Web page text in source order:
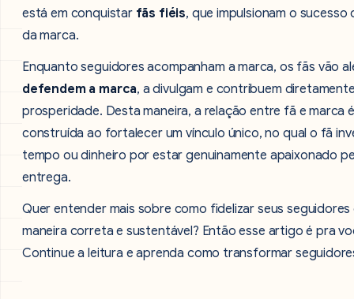
está em conquistar fãs fiéis, que impulsionam o sucesso
da marca.
Enquanto seguidores acompanham a marca, os fãs vão
defendem a marca, a divulgam e contribuem
prosperidade. Desta maneira, a relação entre fã e marca é
construída ao fortalecer um vínculo único, no qual o fã
tempo ou dinheiro por estar genuinamente apaixonado
entrega.
Quer entender mais sobre como fidelizar seus seguidores
maneira correta e sustentável? Então esse artigo é pra
Continue a leitura e aprenda como transformar